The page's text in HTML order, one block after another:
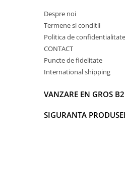
Despre noi
Termene si conditii
Politica de confidentialitate
CONTACT
Puncte de fidelitate
International shipping
VANZARE EN GROS
SIGURANTA